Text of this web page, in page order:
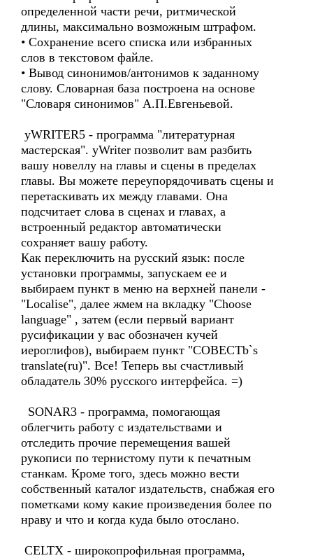
определенной части речи, ритмической
длины, максимально возможным штрафом.
• Сохранение всего списка или избранных
слов в текстовом файле.
• Вывод синонимов/антонимов к заданному
слову. Словарная база построена на основе
"Словаря синонимов" А.П.Евгеньевой.
yWRITER5 - программа "литературная
мастерская". yWriter позволит вам разбить
вашу новеллу на главы и сцены в пределах
главы. Вы можете переупорядочивать сцены и
перетаскивать их между главами. Она
подсчитает слова в сценах и главах, а
встроенный редактор автоматически
сохраняет вашу работу.
Как переключить на русский язык: после
установки программы, запускаем ее и
выбираем пункт в меню на верхней панели -
"Localise", далее жмем на вкладку "Choose
language" , затем (если первый вариант
русификации у вас обозначен кучей
иероглифов), выбираем пункт "COBECTb`s
translate(ru)". Все! Теперь вы счастливый
обладатель 30% русского интерфейса. =)
SONAR3 - программа, помогающая
облегчить работу с издательствами и
отследить прочие перемещения вашей
рукописи по тернистому пути к печатным
станкам. Кроме того, здесь можно вести
собственный каталог издательств, снабжая его
пометками кому какие произведения более по
нраву и что и когда куда было отослано.
CELTX - широкопрофильная программа,